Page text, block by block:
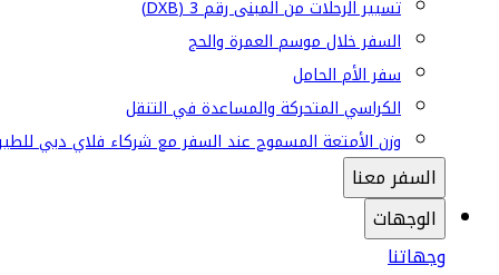
تسيير الرحلات من المبنى رقم 3 (DXB)
السفر خلال موسم العمرة والحج
سفر الأم الحامل
الكراسي المتحركة والمساعدة في التنقل
وزن الأمتعة المسموح عند السفر مع شركاء فلاي دبي
السفر معنا
الوجهات
وجهاتنا